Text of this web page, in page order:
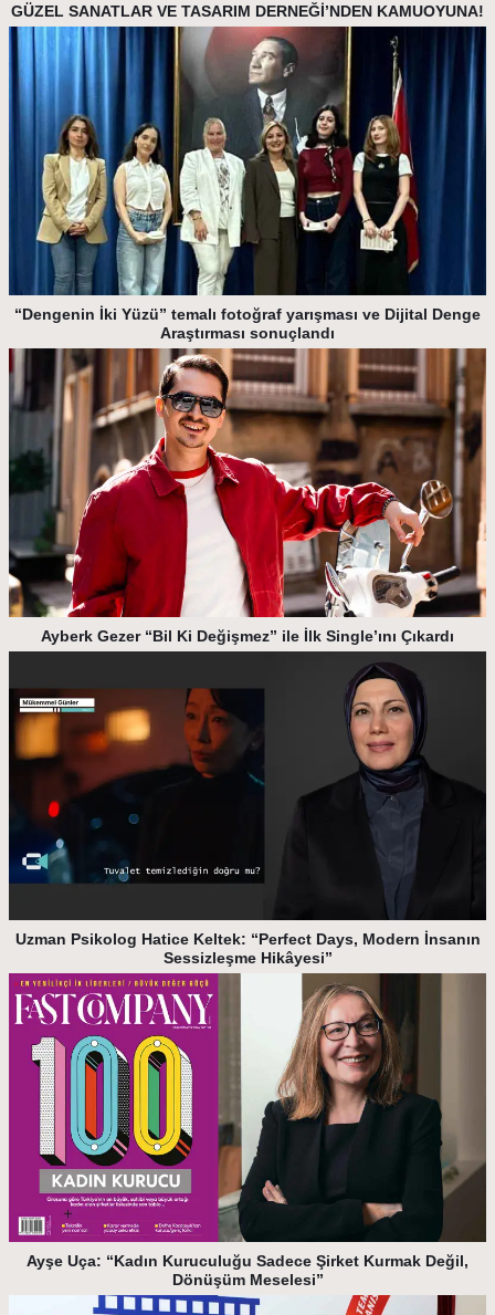
GÜZEL SANATLAR VE TASARIM DERNEĞİ’NDEN KAMUOYUNA!
“Dengenin İki Yüzü” temalı fotoğraf yarışması ve Dijital Denge
Araştırması sonuçlandı
Ayberk Gezer “Bil Ki Değişmez” ile İlk Single’ını Çıkardı
Uzman Psikolog Hatice Keltek: “Perfect Days, Modern İnsanın
Sessizleşme Hikâyesi”
Ayşe Uça: “Kadın Kuruculuğu Sadece Şirket Kurmak Değil,
Dönüşüm Meselesi”